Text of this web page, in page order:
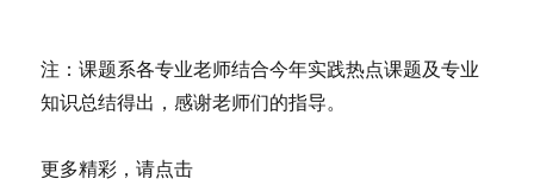
注：课题系各专业老师结合今年实践热点课题及专业
知识总结得出，感谢老师们的指导。
更多精彩，请点击